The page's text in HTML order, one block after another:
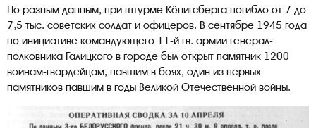
По разным данным, при штурме Кёнигсберга погибло от 7 до
7,5 тыс. советских солдат и офицеров. В сентябре 1945 года
по инициативе командующего 11-й гв. армии генерал-
полковника Галицкого в городе был открыт памятник 1200
воинам-гвардейцам, павшим в боях, один из первых
памятников павшим в годы Великой Отечественной войны.